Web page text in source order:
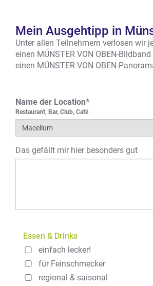
Mein Ausgehtipp in
Unter allen Teilnehmern verlosen wir
einen MÜNSTER VON OBEN-
einen MÜNSTER VON OBEN-
Name der Location*
Restaurant, Bar, Club, Café
Das gefällt mir hier besonders gut
Essen & Drinks
einfach lecker!
für Feinschmecker
regional & saisonal